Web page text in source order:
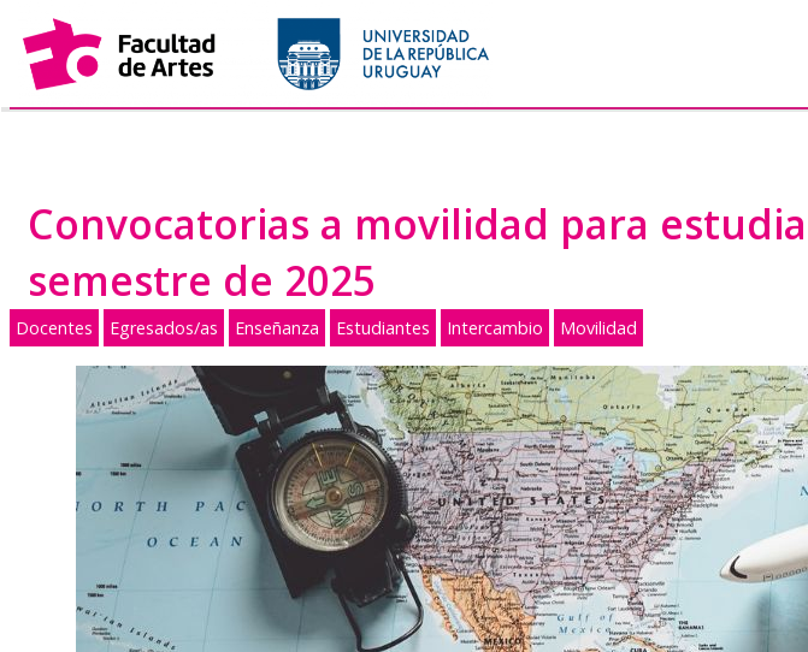
Saltar
al
contenido
Convocatorias a movilidad para
semestre de 2025
Docentes Egresados/as Enseñanza Estudiantes Intercambio Movilidad